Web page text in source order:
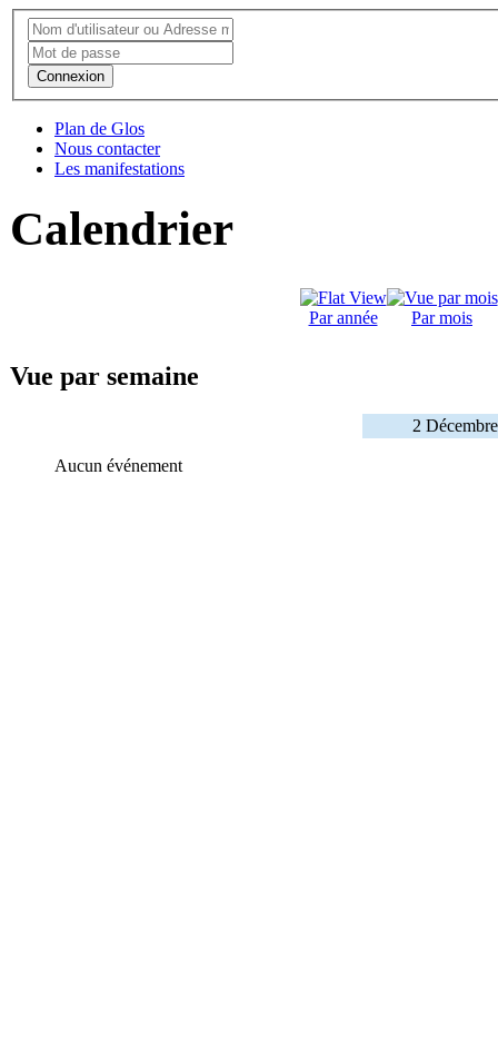
Connexion
Plan de Glos
Nous contacter
Les manifestations
Calendrier
Par année Par mois
Vue par semaine
2
Aucun événement